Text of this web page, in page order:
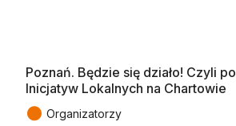
Poznań. Będzie się działo! Czyli
Inicjatyw Lokalnych na Chartowie
● Organizatorzy